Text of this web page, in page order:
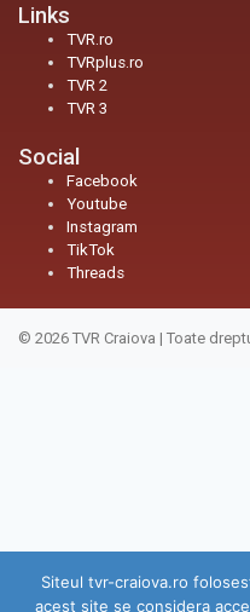
Links
TVR.ro
TVRplus.ro
TVR 2
TVR 3
Social
Facebook
Youtube
Instagram
TikTok
Threads
© 2026 TVR Craiova | Toate
Siteul tvr-craiova.ro
acest site se considera